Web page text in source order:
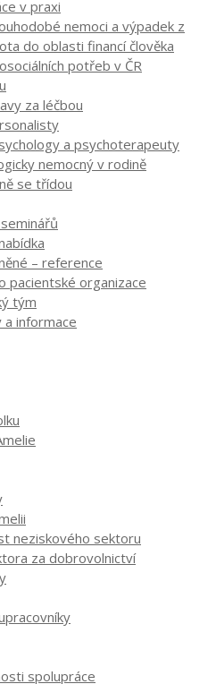
v praxi
nemoci a výpadek z
do oblasti financí člověka
potřeb v ČR
za léčbou
a psychoterapeuty
nemocný v rodině
se třídou
– reference
pacientské organizace
tým
a informace
neziskového sektoru
za dobrovolnictví
spolupráce